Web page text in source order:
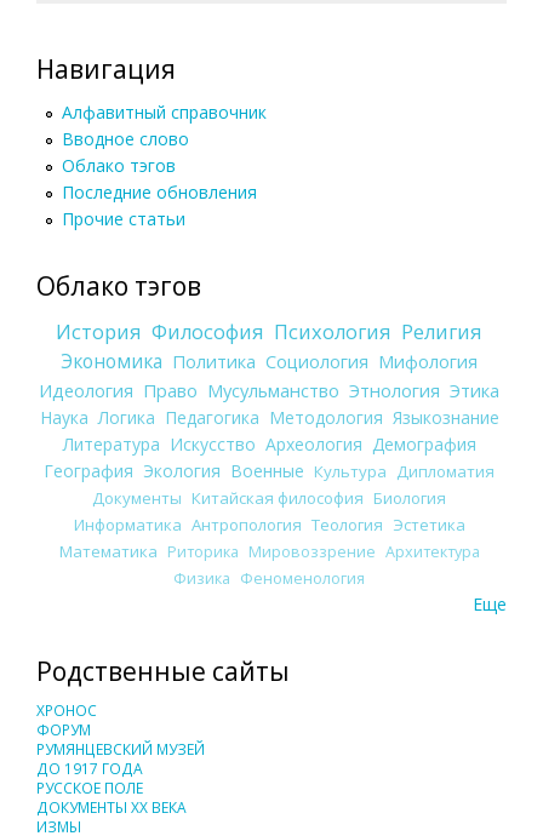
Навигация
Алфавитный справочник
Вводное слово
Облако тэгов
Последние обновления
Прочие статьи
Облако тэгов
История Философия Психология Религия
Экономика Политика Социология Мифология
Идеология Право Мусульманство Этнология Этика
Наука Логика Педагогика Методология Языкознание
Литература Искусство Археология Демография
География Экология Военные Культура
Дипломатия
Документы Китайская философия Биология
Информатика Антропология Теология Эстетика
Математика Риторика Мировоззрение Архитектура
Физика Феноменология
Еще
Родственные сайты
ХРОНОС
ФОРУМ
РУМЯНЦЕВСКИЙ МУЗЕЙ
ДО 1917 ГОДА
РУССКОЕ ПОЛЕ
ДОКУМЕНТЫ XX ВЕКА
ИЗМЫ